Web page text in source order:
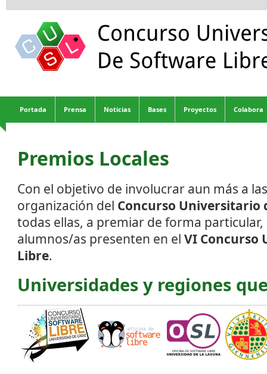
Portada Prensa Noticias Bases Proyectos Colabora
Premios Locales
Con el objetivo de involucrar aun más a
organización del Concurso Universitario
todas ellas, a premiar de forma
alumnos/as presenten en el VI Concurso
Libre.
Universidades y regiones